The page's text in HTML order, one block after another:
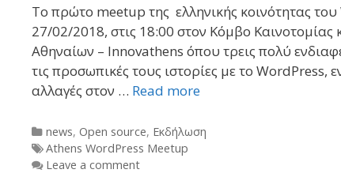
Tο πρώτο meetup της ελληνικής κοινότητας
27/02/2018, στις 18:00 στον Κόμβο Καινοτομίας
Αθηναίων – Innovathens όπου τρεις πολύ
τις προσωπικές τους ιστορίες με το WordPress,
αλλαγές στον … Read more
Categories
news, Open source, Εκδήλωση
Tags
Athens WordPress Meetup
Leave a comment